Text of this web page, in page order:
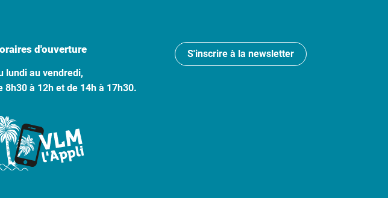
d'ouverture
lundi au vendredi,
8h30 à 12h et de 14h à 17h30.
S'inscrire à la newsletter